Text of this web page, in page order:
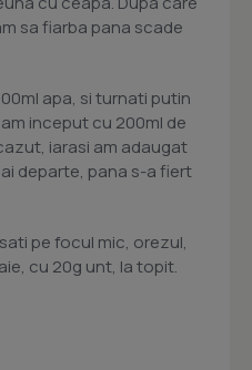
sa fiarba pana scade
apa, si turnati putin
inceput cu 200ml de
iarasi am adaugat
departe, pana s-a fiert
pe focul mic, orezul,
cu 20g unt, la topit.